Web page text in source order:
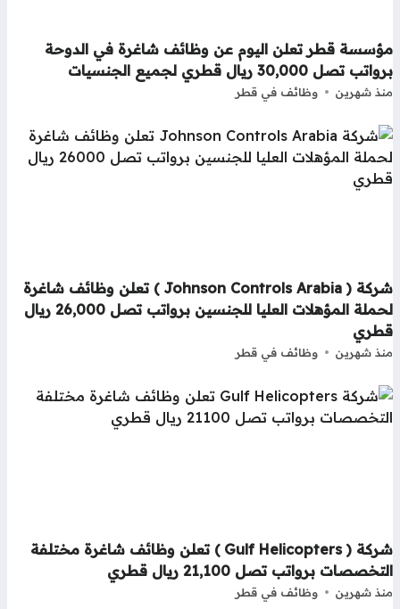
قطر تعلن اليوم عن وظائف شاغرة في الدوحة
تصل 30,000 ريال قطري لجميع الجنسيات
شهرين وظائف في قطر
شركة ( Johnson Controls Arabia ) تعلن وظائف شاغرة
لحملة المؤهلات العليا للجنسين برواتب تصل 26,000 ريال
شهرين وظائف في قطر
شركة ( Gulf Helicopters ) تعلن وظائف شاغرة مختلفة
برواتب تصل 21,100 ريال قطري
شهرين وظائف في قطر